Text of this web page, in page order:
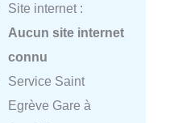
Site internet :
Aucun site internet
connu
Service Saint
Egrève Gare à